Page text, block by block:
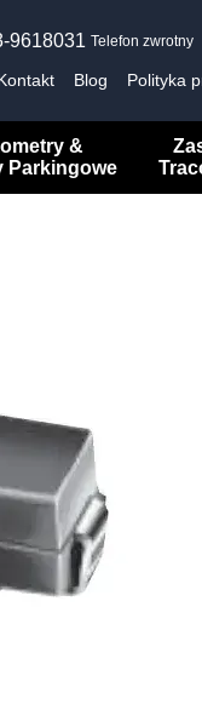
9618031 Telefon zwrotny
Blog Polityka
&
Parkingowe